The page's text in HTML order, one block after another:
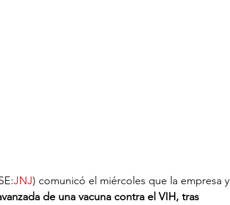
JNJ) comunicó el miércoles que la empresa y
de una vacuna contra el VIH, tras